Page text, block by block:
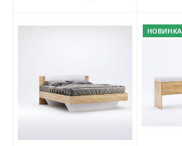
НОВИНКА